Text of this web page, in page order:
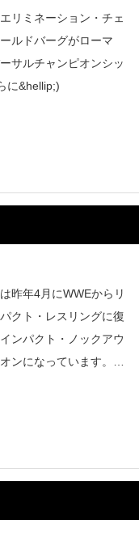
リミネーション・チェ
ルドバーグがローマ
サルチャンピオンシッ
に&hellip;)
昨年4月にWWEからリ
クト・レスリングに復
ンパクト・ノックアウ
ンになっています。そ